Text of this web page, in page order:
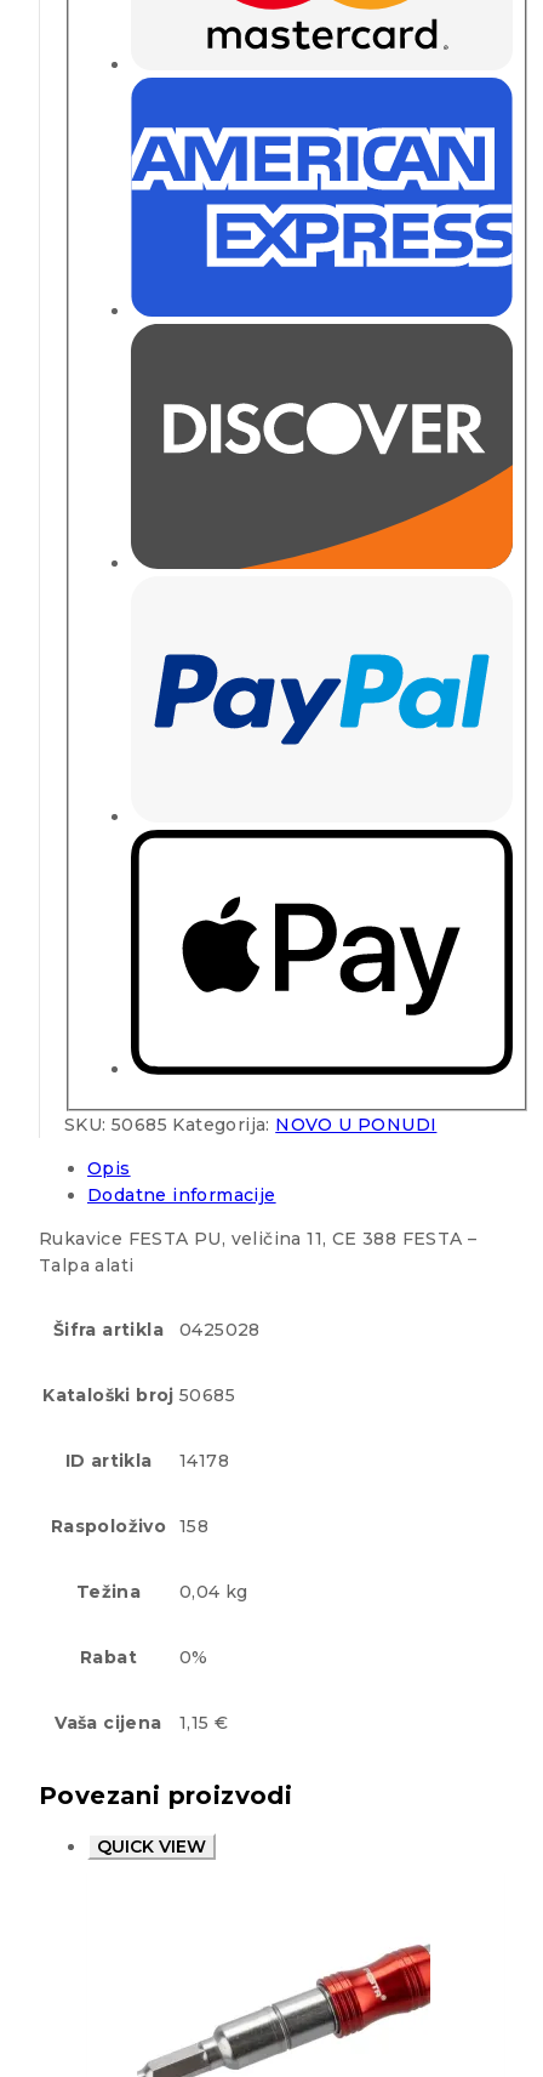
SKU: 50685 Kategorija: NOVO U PONUDI
Opis
Dodatne informacije
Rukavice FESTA PU, veličina 11, CE 388 FESTA –
Talpa alati
Šifra artikla 0425028
Kataloški broj 50685
ID artikla 14178
Raspoloživo 158
Težina 0,04 kg
Rabat 0%
Vaša cijena 1,15 €
Povezani proizvodi
QUICK VIEW